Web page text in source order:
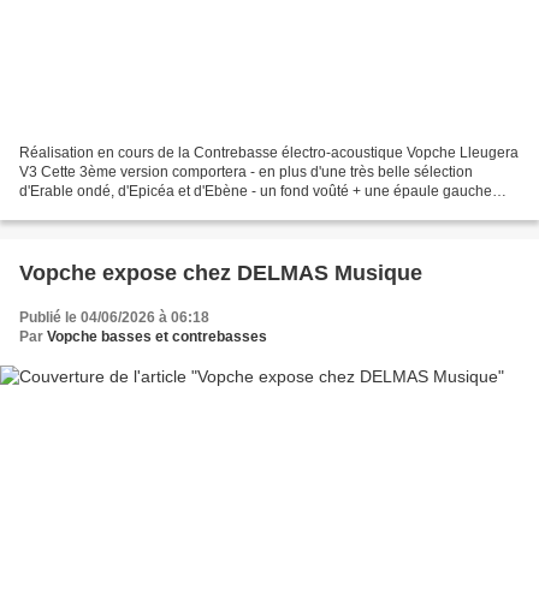
Réalisation en cours de la Contrebasse électro-acoustique Vopche Lleugera
V3 Cette 3ème version comportera - en plus d'une très belle sélection
d'Erable ondé, d'Epicéa et d'Ebène - un fond voûté + une épaule gauche
Vopche expose chez DELMAS Musique
Publié le 04/06/2026 à 06:18
Par Vopche basses et contrebasses